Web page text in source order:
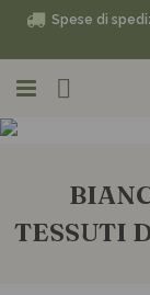
Spese di
TESSUTI